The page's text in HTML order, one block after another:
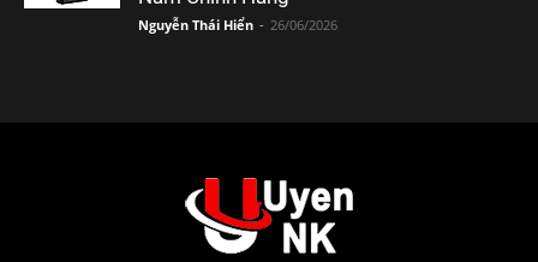
Nguyễn Thái Hiển - 26/06/2026